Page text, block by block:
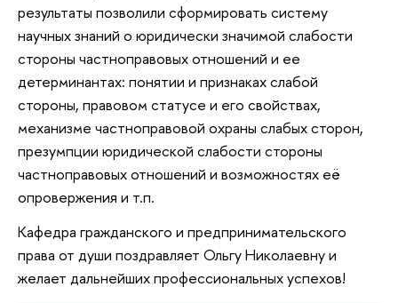
результаты позволили сформировать систему
научных знаний о юридически значимой слабости
стороны частноправовых отношений и ее
детерминантах: понятии и признаках слабой
стороны, правовом статусе и его свойствах,
механизме частноправовой охраны слабых сторон,
презумпции юридической слабости стороны
частноправовых отношений и возможностях её
опровержения и т.п.
Кафедра гражданского и предпринимательского
права от души поздравляет Ольгу Николаевну и
желает дальнейших профессиональных успехов!